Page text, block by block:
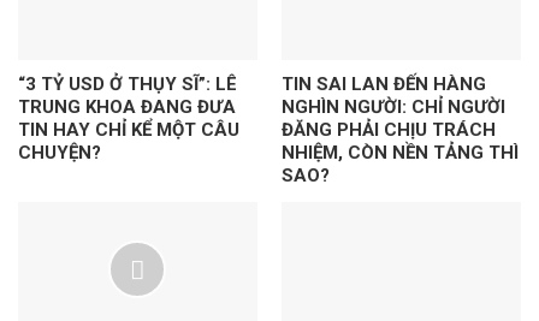
“3 TỶ USD Ở THỤY SĨ”: LÊ
TRUNG KHOA ĐANG ĐƯA
TIN HAY CHỈ KỂ MỘT CÂU
CHUYỆN?
TIN SAI LAN ĐẾN HÀNG
NGHÌN NGƯỜI: CHỈ NGƯỜI
ĐĂNG PHẢI CHỊU TRÁCH
NHIỆM, CÒN NỀN TẢNG THÌ
SAO?